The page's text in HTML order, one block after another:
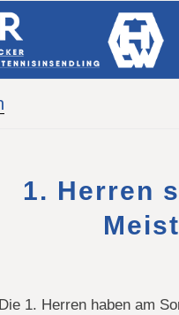
1. Herren
Die 1. Herren haben am